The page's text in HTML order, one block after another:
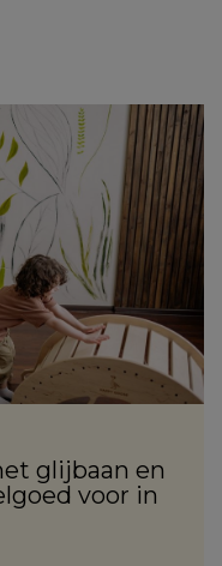
glijbaan en
voor in